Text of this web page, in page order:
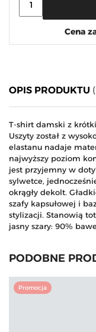
Cena
OPIS PRODUKTU
T-shirt damski z
Uszyty został z
elastanu nadaje
najwyższy poziom
jest przyjemny w
sylwetce,
okrągły dekolt.
szafy kapsułowej i
stylizacji. Stanowią
jasny szary: 90%
PODOBNE
Promocja